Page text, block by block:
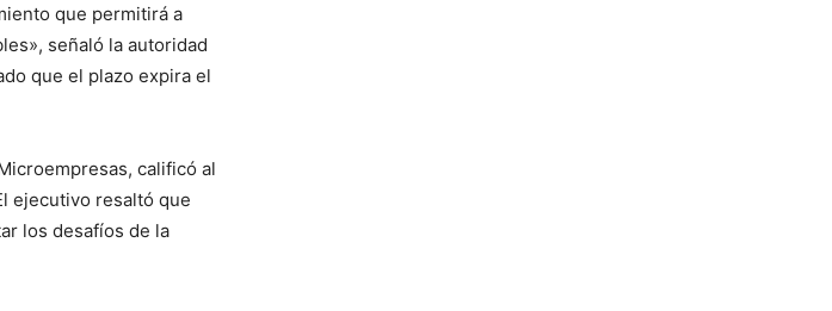
que permitirá a
señaló la autoridad
que el plazo expira el
calificó al
ejecutivo resaltó que
los desafíos de la